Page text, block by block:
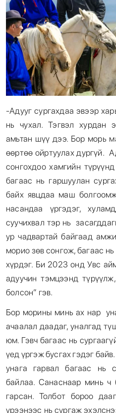
-Адууг сургахдаа эвээр
нь чухал. Тэгвэл хурдан
амьтан шүү дээ. Бор морь
өөртөө ойртуулах дургүй.
сонгохдоо хамгийн
багаас нь гаршуулан
байх явцдаа маш
насандаа үргэдэг,
суучихвал тэр нь
ур чадвартай байгаад
морио зөв сонгож, багаас
хүрдэг. Би 2023 онд Увс
адуучин тэмцээнд
болсон” гэв.
Бор морины минь ах нар
ачаалал даадаг, уналгад
юм. Гэвч багаас нь
үед үргэж бусгах гэдэг
унага гарвал багаас нь
байлаа. Санаснаар минь ч
гарсан. Толбот бороо
үрээнээс нь сургаж